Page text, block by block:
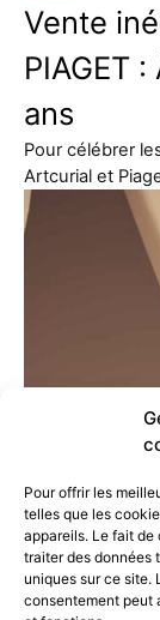
Pour offrir les
telles que les
appareils. Le fait
traiter des données
uniques sur ce site.
consentement peut
Vente
PIAGET
ans
Pour célébrer
Artcurial et